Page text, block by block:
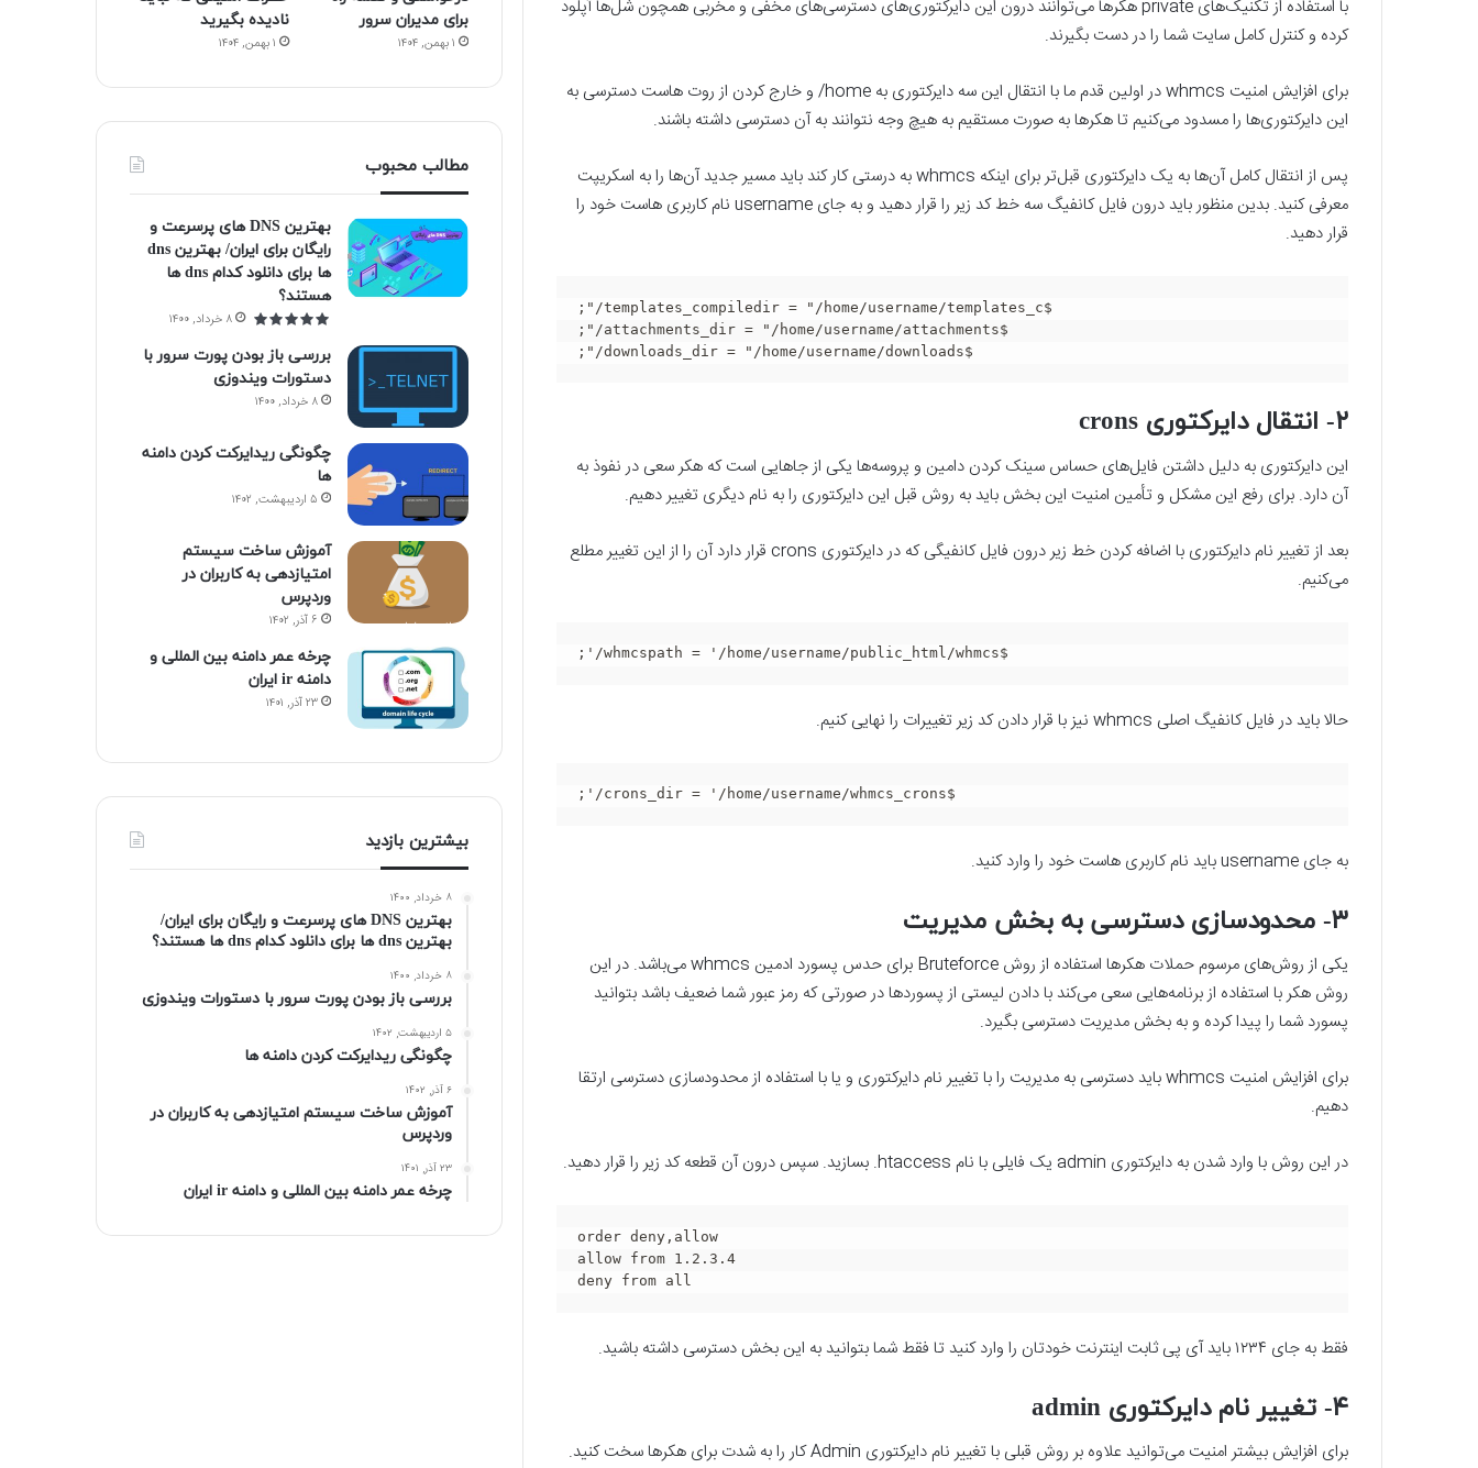
با استفاده از تکنیک‌های private هکرها می‌توانند درون این دایرکتوری‌های دسترسی‌های مخفی و مخربی همچون شل‌ها آپلود
کرده و کنترل کامل سایت شما را در دست بگیرند.
برای افزایش امنیت whmcs در اولین قدم ما با انتقال این سه دایرکتوری به home/ و خارج کردن از روت هاست دسترسی به
این دایرکتوری‌ها را مسدود می‌کنیم تا هکرها به صورت مستقیم به هیچ وجه نتوانند به آن دسترسی داشته باشند.
پس از انتقال کامل آن‌ها به یک دایرکتوری قبل‌تر برای اینکه whmcs به درستی کار کند باید مسیر جدید آن‌ها را به اسکریپت
معرفی کنید. بدین منظور باید درون فایل کانفیگ سه خط کد زیر را قرار دهید و به جای username نام کاربری هاست خود را
قرار دهید.
;"/templates_compiledir = "/home/username/templates_c$
;"/attachments_dir = "/home/username/attachments$
;"/downloads_dir = "/home/username/downloads$
۲- انتقال دایرکتوری crons
این دایرکتوری به دلیل داشتن فایل‌های حساس سینک کردن دامین و پروسه‌ها یکی از جاهایی است که هکر سعی در نفوذ به
آن دارد. برای رفع این مشکل و تأمین امنیت این بخش باید به روش قبل این دایرکتوری را به نام دیگری تغییر دهیم.
بعد از تغییر نام دایرکتوری با اضافه کردن خط زیر درون فایل کانفیگی که در دایرکتوری crons قرار دارد آن را از این تغییر مطلع
می‌کنیم.
;'/whmcspath = '/home/username/public_html/whmcs$
حالا باید در فایل کانفیگ اصلی whmcs نیز با قرار دادن کد زیر تغییرات را نهایی کنیم.
;'/crons_dir = '/home/username/whmcs_crons$
به جای username باید نام کاربری هاست خود را وارد کنید.
۳- محدودسازی دسترسی به بخش مدیریت
یکی از روش‌های مرسوم حملات هکرها استفاده از روش Bruteforce برای حدس پسورد ادمین whmcs می‌باشد. در این
روش هکر با استفاده از برنامه‌هایی سعی می‌کند با دادن لیستی از پسوردها در صورتی که رمز عبور شما ضعیف باشد بتوانید
پسورد شما را پیدا کرده و به بخش مدیریت دسترسی بگیرد.
برای افزایش امنیت whmcs باید دسترسی به مدیریت را با تغییر نام دایرکتوری و یا با استفاده از محدودسازی دسترسی ارتقا
دهیم.
در این روش با وارد شدن به دایرکتوری admin یک فایلی با نام htaccess. بسازید. سپس درون آن قطعه کد زیر را قرار دهید.
order deny,allow
allow from 1.2.3.4
deny from all
فقط به جای ۱۲۳۴ باید آی پی ثابت اینترنت خودتان را وارد کنید تا فقط شما بتوانید به این بخش دسترسی داشته باشید.
۴- تغییر نام دایرکتوری admin
برای افزایش بیشتر امنیت می‌توانید علاوه بر روش قبلی با تغییر نام دایرکتوری Admin کار را به شدت برای هکرها سخت کنید.
برای مدیران سرور
۱ بهمن, ۱۴۰۴
نادیده بگیرید
۱ بهمن, ۱۴۰۴
مطالب محبوب
بهترین DNS های پرسرعت و
رایگان برای ایران/ بهترین dns
ها برای دانلود کدام dns ها
هستند؟
۸ خرداد, ۱۴۰۰
بررسی باز بودن پورت سرور با
دستورات ویندوزی
۸ خرداد, ۱۴۰۰
چگونگی ریدایرکت کردن دامنه
ها
۵ اردیبهشت, ۱۴۰۲
آموزش ساخت سیستم
امتیازدهی به کاربران در
وردپرس
۶ آذر, ۱۴۰۲
چرخه عمر دامنه بین المللی و
دامنه ir ایران
۲۳ آذر, ۱۴۰۱
بیشترین بازدید
۸ خرداد, ۱۴۰۰
بهترین DNS های پرسرعت و رایگان برای ایران/
بهترین dns ها برای دانلود کدام dns ها هستند؟
۸ خرداد, ۱۴۰۰
بررسی باز بودن پورت سرور با دستورات ویندوزی
۵ اردیبهشت, ۱۴۰۲
چگونگی ریدایرکت کردن دامنه ها
۶ آذر, ۱۴۰۲
آموزش ساخت سیستم امتیازدهی به کاربران در
وردپرس
۲۳ آذر, ۱۴۰۱
چرخه عمر دامنه بین المللی و دامنه ir ایران